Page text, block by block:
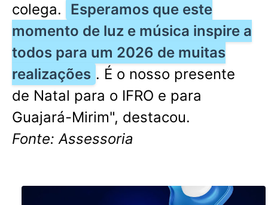
colega.
Esperamos que este
momento de luz e música inspire a
todos para um 2026 de muitas
realizações . É o nosso presente
de Natal para o IFRO e para
Guajará-Mirim", destacou.
Fonte: Assessoria